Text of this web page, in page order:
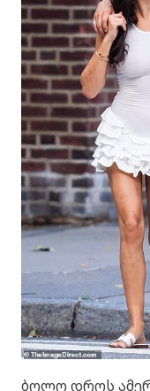
ბოლო დროს